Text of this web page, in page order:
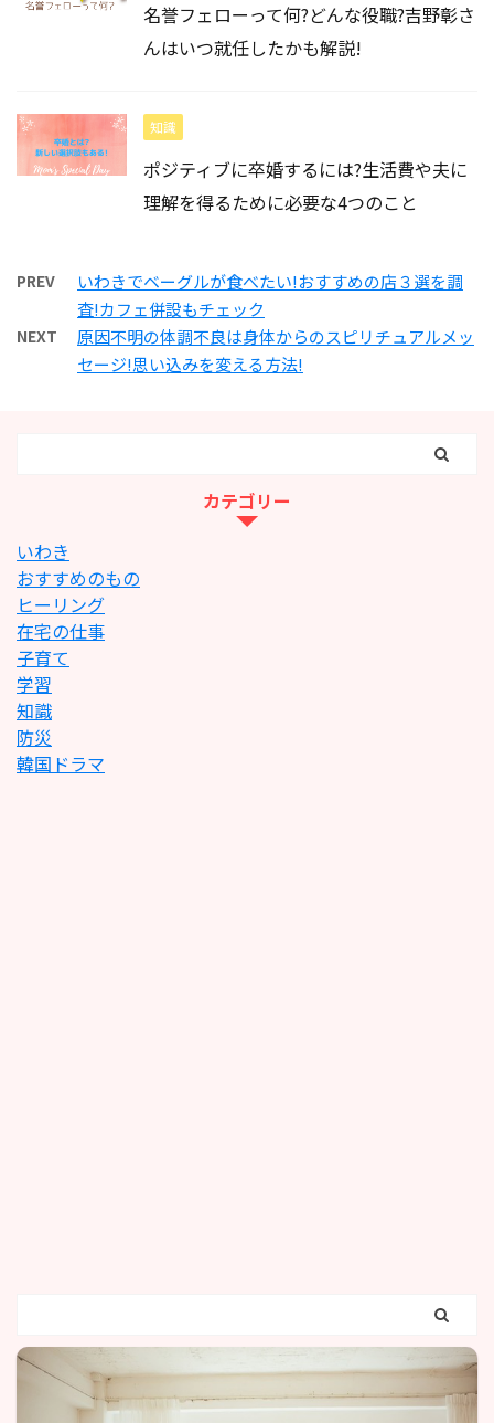
名誉フェローって何?どんな役職?吉野彰さ
んはいつ就任したかも解説!
知識
ポジティブに卒婚するには?生活費や夫に
理解を得るために必要な4つのこと
PREV
いわきでベーグルが食べたい!おすすめの店３選を調
査!カフェ併設もチェック
NEXT
原因不明の体調不良は身体からのスピリチュアルメッ
セージ!思い込みを変える方法!
カテゴリー
いわき
おすすめのもの
ヒーリング
在宅の仕事
子育て
学習
知識
防災
韓国ドラマ